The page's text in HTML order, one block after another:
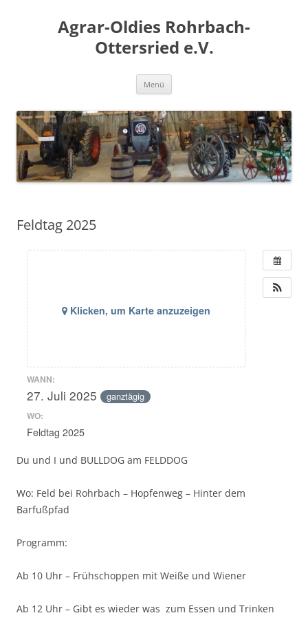
Agrar-Oldies Rohrbach-
Ottersried e.V.
Menü
Feldtag 2025
Klicken, um Karte anzuzeigen
WANN:
27. Juli 2025 ganztägig
WO:
Feldtag 2025
Du und I und BULLDOG am FELDDOG
Wo: Feld bei Rohrbach – Hopfenweg – Hinter dem
Barfußpfad
Programm:
Ab 10 Uhr – Frühschoppen mit Weiße und Wiener
Ab 12 Uhr – Gibt es wieder was zum Essen und Trinken